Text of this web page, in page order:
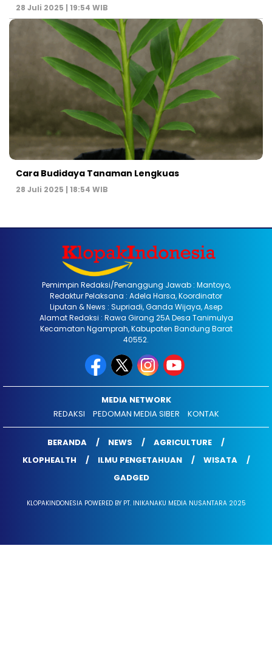
28 Juli 2025 | 19:54 WIB
Cara Budidaya Tanaman Lengkuas
28 Juli 2025 | 18:54 WIB
Pemimpin Redaksi/Penanggung Jawab : Mantoyo,
Redaktur Pelaksana : Adela Harsa, Koordinator
Liputan & News : Supriadi, Ganda Wijaya, Asep
Alamat Redaksi : Rawa Girang 25A Desa Tanimulya
Kecamatan Ngamprah, Kabupaten Bandung Barat
40552.
MEDIA NETWORK
REDAKSI
PEDOMAN MEDIA SIBER KONTAK
BERANDA NEWS
AGRICULTURE
KLOPHEALTH
ILMU PENGETAHUAN
WISATA
GADGED
KLOPAKINDONESIA POWERED BY PT. INIKANAKU MEDIA NUSANTARA 2025